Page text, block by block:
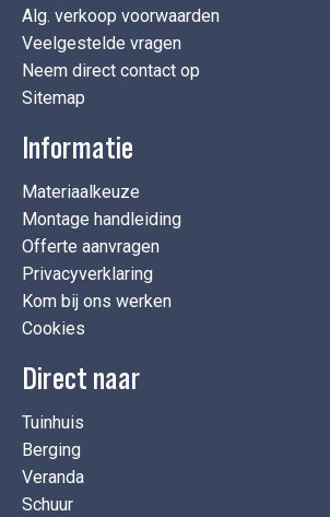
Alg. verkoop voorwaarden
Veelgestelde vragen
Neem direct contact op
Sitemap
Informatie
Materiaalkeuze
Montage handleiding
Offerte aanvragen
Privacyverklaring
Kom bij ons werken
Cookies
Direct naar
Tuinhuis
Berging
Veranda
Schuur